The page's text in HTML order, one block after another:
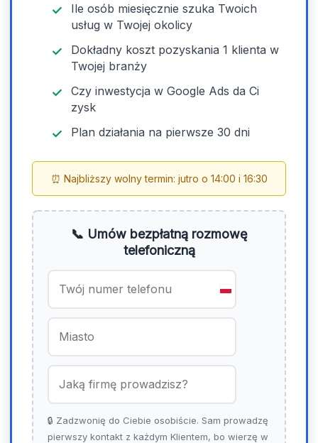
Ile osób miesięcznie szuka Twoich
usług w Twojej okolicy
Dokładny koszt pozyskania 1 klienta w
Twojej branży
Czy inwestycja w Google Ads da Ci
zysk
Plan działania na pierwsze 30 dni
⏰ Najbliższy wolny termin: jutro o 14:00 i 16:30
📞 Umów bezpłatną rozmowę
telefoniczną
P
o
n
8
🔒 Zadzwonię do Ciebie osobiście. Sam prowadzę
pierwszy kontakt z każdym Klientem, bo wierzę w